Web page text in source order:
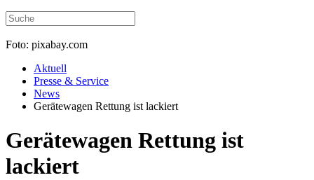
Foto: pixabay.com
Aktuell
Presse & Service
News
Gerätewagen Rettung ist lackiert
Gerätewagen Rettung ist
lackiert